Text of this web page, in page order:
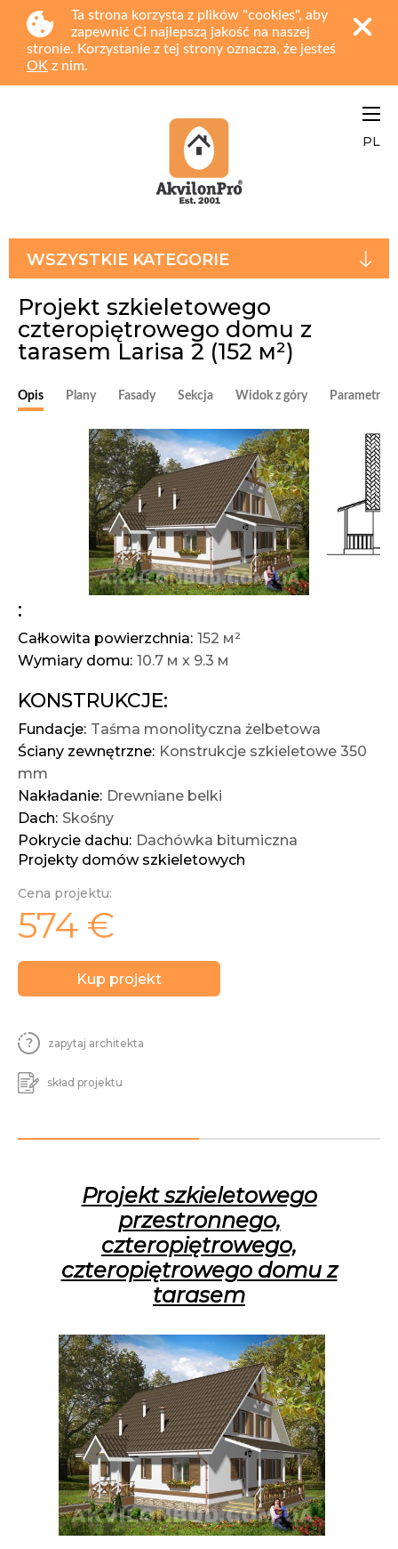
Ta strona korzysta z plików "cookies", aby
zapewnić Ci najlepszą jakość na naszej
stronie. Korzystanie z tej strony oznacza, że jesteś
OK z nim.
PL
WSZYSTKIE KATEGORIE
Projekt szkieletowego
czteropiętrowego domu z
tarasem Larisa 2 (152 м²)
Opis Plany Fasady Sekcja Widok z góry Parametry
:
Całkowita powierzchnia: 152 м²
Wymiary domu: 10.7 м х 9.3 м
KONSTRUKCJE:
Fundacje: Taśma monolityczna żelbetowa
Ściany zewnętrzne: Konstrukcje szkieletowe 350
mm
Nakładanie: Drewniane belki
Dach: Skośny
Pokrycie dachu: Dachówka bitumiczna
Projekty domów szkieletowych
Cena projektu:
574 €
Kup projekt
zapytaj architekta
skład projektu
Projekt szkieletowego
przestronnego,
czteropiętrowego,
czteropiętrowego domu z
tarasem